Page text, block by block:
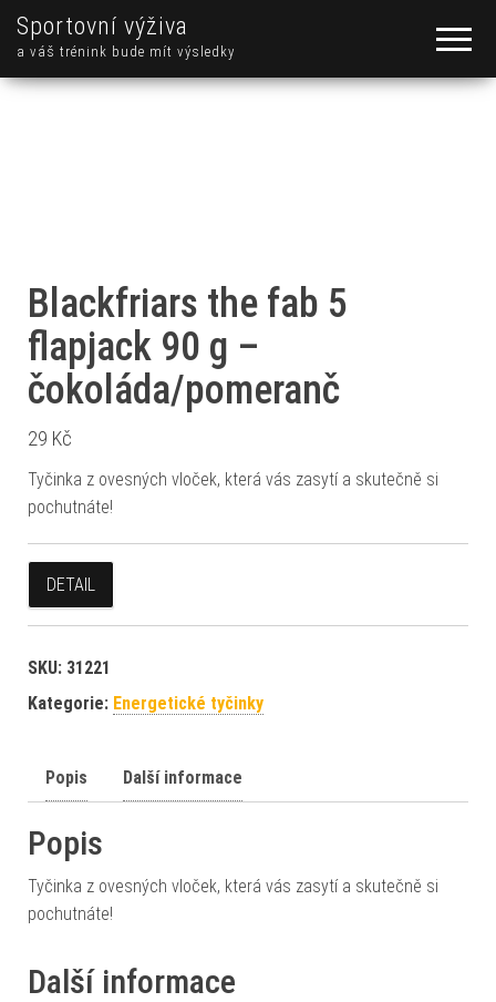
Sportovní výživa
a váš trénink bude mít výsledky
Blackfriars the fab 5
flapjack 90 g –
čokoláda/pomeranč
29 Kč
Tyčinka z ovesných vloček, která vás zasytí a skutečně si
pochutnáte!
DETAIL
SKU: 31221
Kategorie: Energetické tyčinky
Popis Další informace
Popis
Tyčinka z ovesných vloček, která vás zasytí a skutečně si
pochutnáte!
Další informace